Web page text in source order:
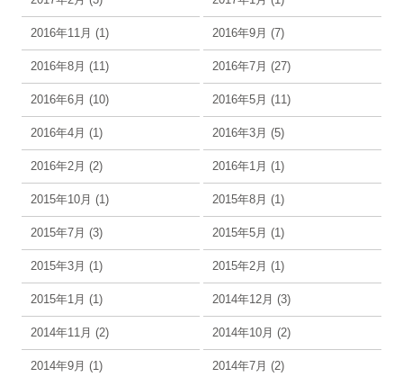
2016年11月 (1) 2016年9月 (7)
2016年8月 (11) 2016年7月 (27)
2016年6月 (10) 2016年5月 (11)
2016年4月 (1) 2016年3月 (5)
2016年2月 (2) 2016年1月 (1)
2015年10月 (1) 2015年8月 (1)
2015年7月 (3) 2015年5月 (1)
2015年3月 (1) 2015年2月 (1)
2015年1月 (1) 2014年12月 (3)
2014年11月 (2) 2014年10月 (2)
2014年9月 (1) 2014年7月 (2)